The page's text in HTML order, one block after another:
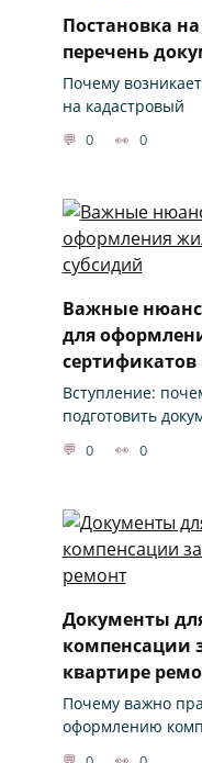
Постановка
перечень
Почему
на кадастровый
0 0
Важные
для
Вступление:
подготовить
0 0
Документы
компенсации
квартире
Почему важно
оформлению